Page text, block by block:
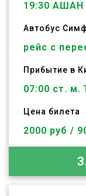
19:30 АШАН
Автобус
рейс с
Прибытие в
07:00 ст. м.
Цена билета
2000 руб /